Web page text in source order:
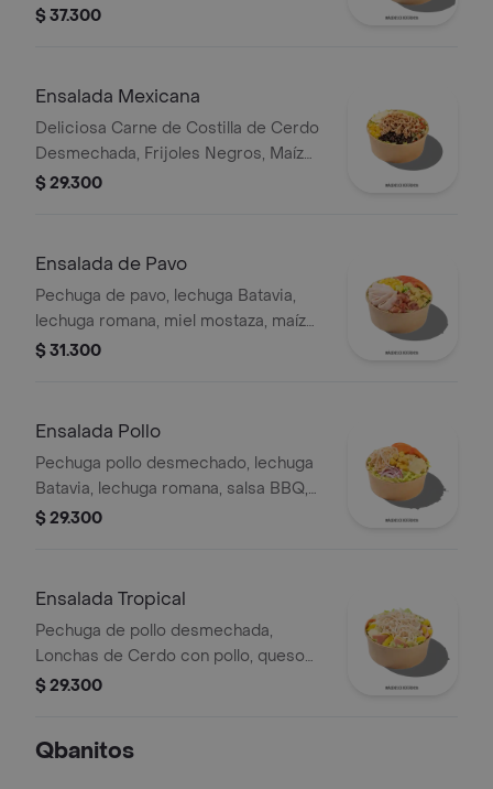
tierno, tomate chonto, croutones y
$ 37.300
Ensalada Mexicana
Deliciosa Carne de Costilla de Cerdo
Desmechada, Frijoles Negros, Maíz
tierno, Queso mozzarella, Guacamole,
$ 29.300
Ensalada de Pavo
Pechuga de pavo, lechuga Batavia,
lechuga romana, miel mostaza, maíz
tierno, tomate chonto, croutones y
$ 31.300
Ensalada Pollo
Pechuga pollo desmechado, lechuga
Batavia, lechuga romana, salsa BBQ,
tomate chonto, queso mozzarella,
$ 29.300
Ensalada Tropical
Pechuga de pollo desmechada,
Lonchas de Cerdo con pollo, queso
amarillo, piña calada, lechuga batavia y
$ 29.300
Qbanitos